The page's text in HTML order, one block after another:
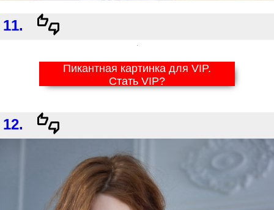
11.
Пикантная картинка для VIP.
Стать VIP?
12.